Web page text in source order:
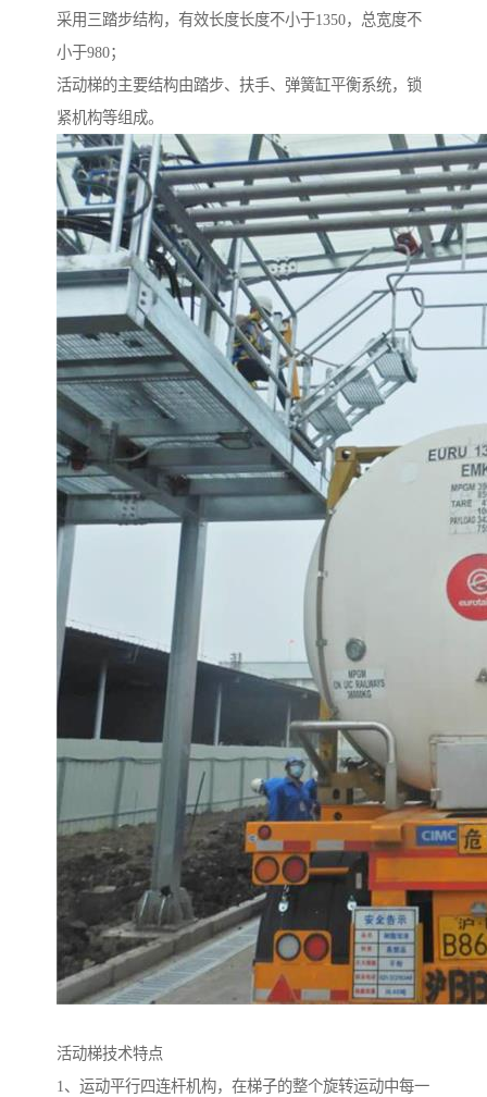
采用三踏步结构，有效长度长度不小于1350，总宽度不
小于980；
活动梯的主要结构由踏步、扶手、弹簧缸平衡系统，锁
紧机构等组成。
活动梯技术特点
1、运动平行四连杆机构，在梯子的整个旋转运动中每一